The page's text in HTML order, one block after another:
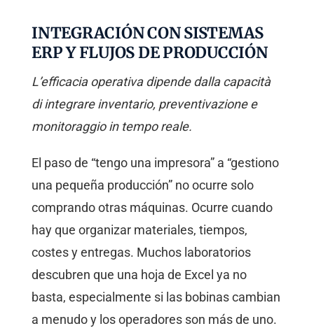
INTEGRACIÓN CON SISTEMAS
ERP Y FLUJOS DE PRODUCCIÓN
L’efficacia operativa dipende dalla capacità
di integrare inventario, preventivazione e
monitoraggio in tempo reale.
El paso de “tengo una impresora” a “gestiono
una pequeña producción” no ocurre solo
comprando otras máquinas. Ocurre cuando
hay que organizar materiales, tiempos,
costes y entregas. Muchos laboratorios
descubren que una hoja de Excel ya no
basta, especialmente si las bobinas cambian
a menudo y los operadores son más de uno.